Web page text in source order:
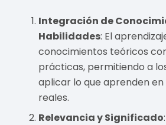
Integración de
Habilidades: El
conocimientos teóricos
prácticas, permitiendo a
aplicar lo que aprenden en
reales.
Relevancia y Significado